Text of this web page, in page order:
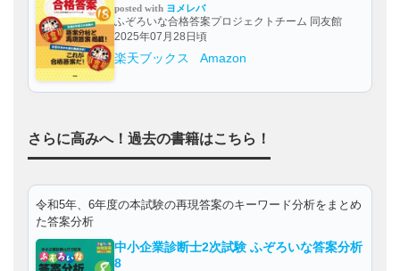
posted with ヨメレバ
ふぞろいな合格答案プロジェクトチーム 同友館
2025年07月28日頃
楽天ブックス Amazon
さらに高みへ！過去の書籍はこちら！
令和5年、6年度の本試験の再現答案のキーワード分析をまとめ
た答案分析
中小企業診断士2次試験 ふぞろいな答案分析
8